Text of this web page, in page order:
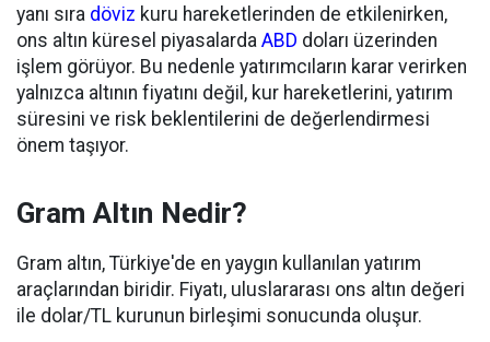
yanı sıra döviz kuru hareketlerinden de etkilenirken,
ons altın küresel piyasalarda ABD doları üzerinden
işlem görüyor. Bu nedenle yatırımcıların karar verirken
yalnızca altının fiyatını değil, kur hareketlerini, yatırım
süresini ve risk beklentilerini de değerlendirmesi
önem taşıyor.
Gram Altın Nedir?
Gram altın, Türkiye'de en yaygın kullanılan yatırım
araçlarından biridir. Fiyatı, uluslararası ons altın değeri
ile dolar/TL kurunun birleşimi sonucunda oluşur.